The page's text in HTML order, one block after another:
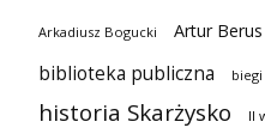
Arkadiusz Bogucki Artur Berus
biblioteka publiczna
biegi
historia Skarżysko II